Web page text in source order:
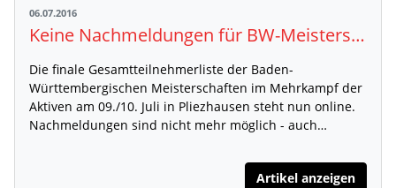
06.07.2016
Keine Nachmeldungen für BW-Meisterschaften Mehrkampf Aktive in Pliezhausen möglich
Die finale Gesamtteilnehmerliste der Baden-
Württembergischen Meisterschaften im Mehrkampf der
Aktiven am 09./10. Juli in Pliezhausen steht nun online.
Nachmeldungen sind nicht mehr möglich - auch…
Artikel anzeigen